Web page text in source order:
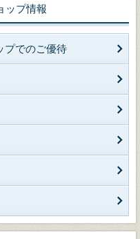
ップ情報
プでのご優待